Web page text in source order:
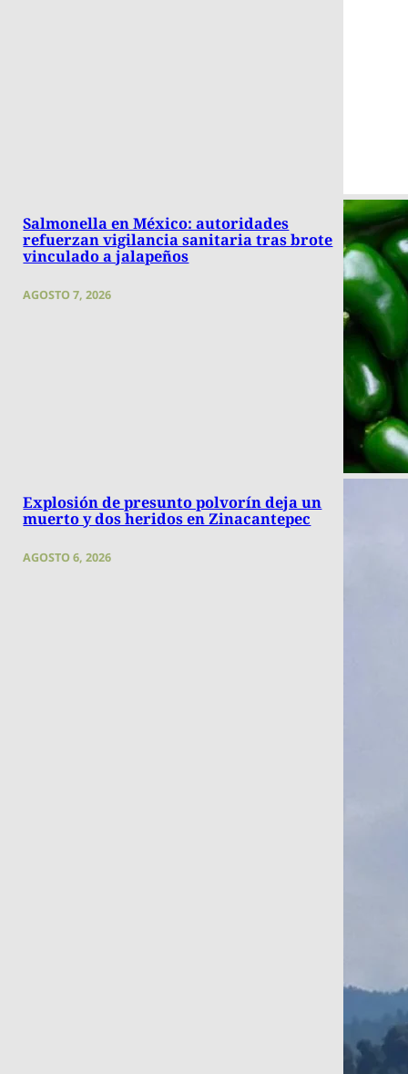
Salmonella en México: autoridades
refuerzan vigilancia sanitaria tras brote
vinculado a jalapeños
AGOSTO 7, 2026
Explosión de presunto polvorín deja un
muerto y dos heridos en Zinacantepec
AGOSTO 6, 2026